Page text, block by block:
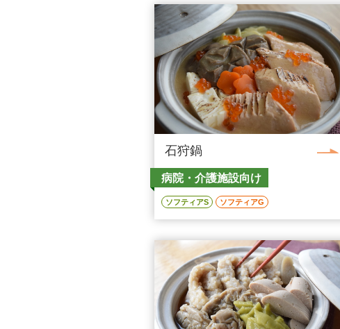
石狩鍋
病院・介護施設向け
ソフティアS ソフティアG